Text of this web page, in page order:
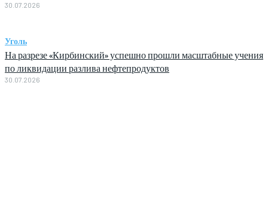
30.07.2026
Уголь
На разрезе «Кирбинский» успешно прошли масштабные учения
по ликвидации разлива нефтепродуктов
30.07.2026